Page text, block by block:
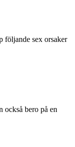
följande sex orsaker
också bero på en